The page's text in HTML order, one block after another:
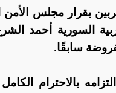
بقرار مجلس الأمن
السورية أحمد
سابقًا.
بالاحترام